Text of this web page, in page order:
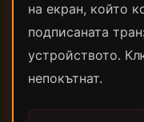
на екран, който
подписаната
устройството.
непокътнат.